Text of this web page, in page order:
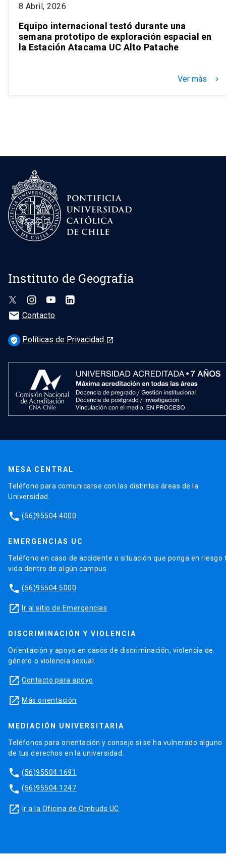
8 Abril, 2026
Equipo internacional testó durante una
semana prototipo de exploración espacial en
la Estación Atacama UC Alto Patache
Ver más keyboard_arrow_right
Instituto de Geografía
mail Contacto
verified_user Políticas de Privacidad launch
MESA CENTRAL
Teléfono para comunicarse con las distintas áreas de la
Universidad.
phone (56)95504 4000
EMERGENCIAS UC
Teléfono en caso de accidente o situación que ponga en riesgo
vida dentro de algún campus.
phone (56)95504 5000
launch Ir al sitio de Emergencias
DISCRIMINACIÓN Y VIOLENCIA
Orientación y apoyo en casos de discriminación, violencia de
género o violencia sexual.
launch Contacto para apoyo
launch Más orientación
MEDIACIÓN UNIVERSITARIA
Teléfonos para orientación y consejo si se ha vulnerado alguno
de tus derechos en la universidad.
phone (56)95504 1691
phone (56)95504 1247
launch Ir a la Oficina de Ombuds UC